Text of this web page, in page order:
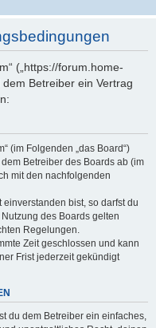
(„https://forum.home-
Betreiber ein Vertrag
(im Folgenden „das Board“)
Betreiber des Boards ab (im
mit den nachfolgenden
bist, so darfst du
des Boards gelten
Regelungen.
Zeit geschlossen und kann
Frist jederzeit gekündigt
du dem Betreiber ein einfaches,